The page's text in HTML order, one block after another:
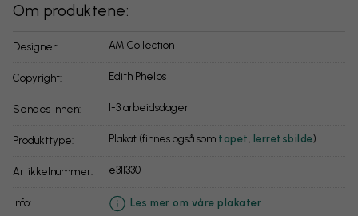
Om produktene:
Designer: AM Collection
Copyright: Edith Phelps
Sendes innen: 1-3 arbeidsdager
Produkttype: Plakat (finnes også som tapet lerretsbilde)
Artikkelnummer: e311330
info: Les mer om våre plakater